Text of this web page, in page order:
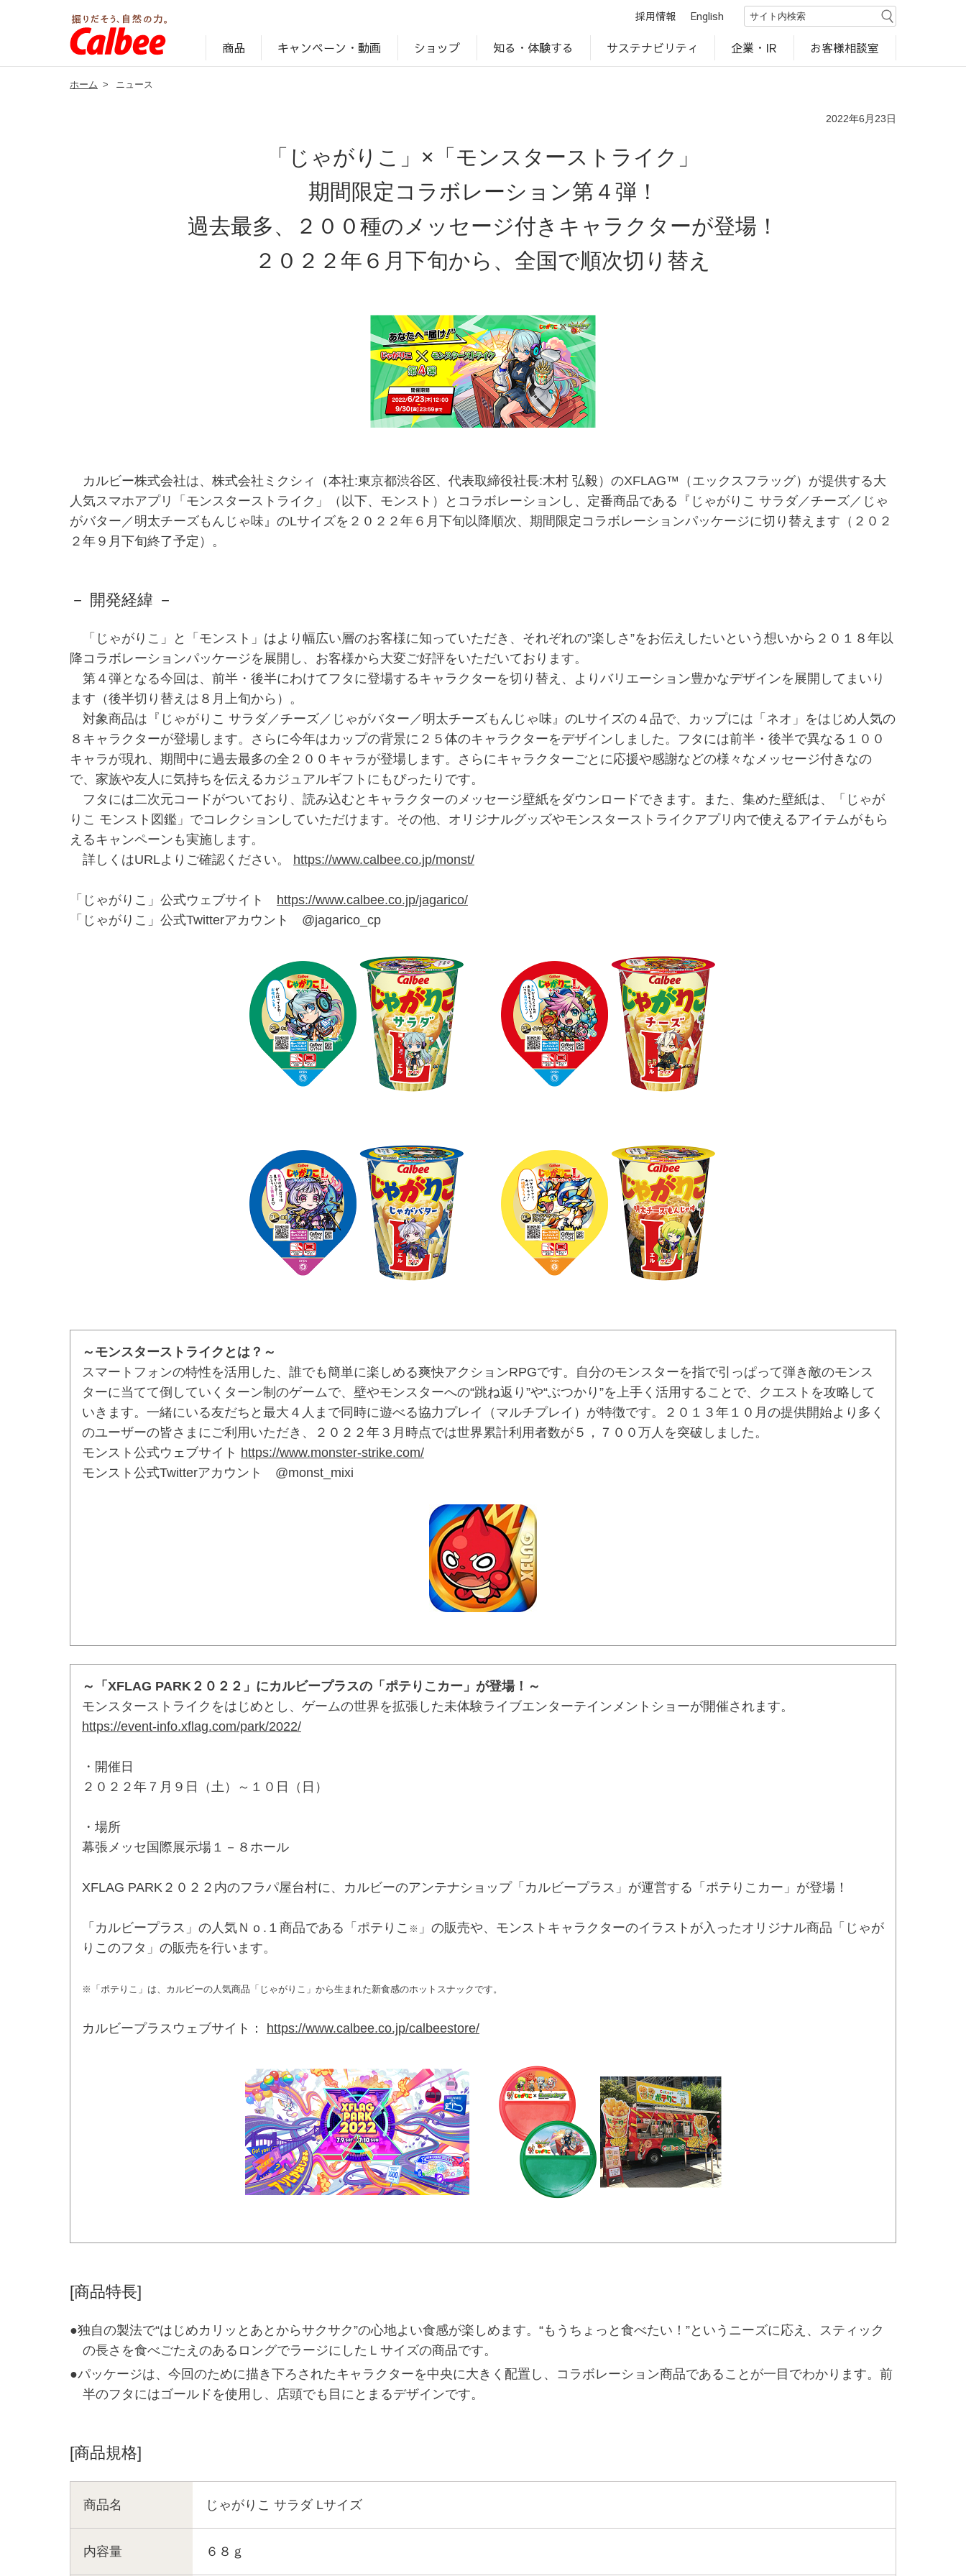
採用情報 English
商品 キャンペーン・動画 ショップ 知る・体験する サステナビリティ 企業・IR お客様相談室
ホーム > ニュース
2022年6月23日
「じゃがりこ」×「モンスターストライク」
期間限定コラボレーション第４弾！
過去最多、２００種のメッセージ付きキャラクターが登場！
２０２２年６月下旬から、全国で順次切り替え
カルビー株式会社は、株式会社ミクシィ（本社:東京都渋谷区、代表取締役社長:木村 弘毅）のXFLAG™（エックスフラッグ）が提供する大
人気スマホアプリ「モンスターストライク」（以下、モンスト）とコラボレーションし、定番商品である『じゃがりこ サラダ／チーズ／じゃ
がバター／明太チーズもんじゃ味』のLサイズを２０２２年６月下旬以降順次、期間限定コラボレーションパッケージに切り替えます（２０２
２年９月下旬終了予定）。
－ 開発経緯 －
「じゃがりこ」と「モンスト」はより幅広い層のお客様に知っていただき、それぞれの”楽しさ”をお伝えしたいという想いから２０１８年以
降コラボレーションパッケージを展開し、お客様から大変ご好評をいただいております。
第４弾となる今回は、前半・後半にわけてフタに登場するキャラクターを切り替え、よりバリエーション豊かなデザインを展開してまいり
ます（後半切り替えは８月上旬から）。
対象商品は『じゃがりこ サラダ／チーズ／じゃがバター／明太チーズもんじゃ味』のLサイズの４品で、カップには「ネオ」をはじめ人気の
８キャラクターが登場します。さらに今年はカップの背景に２５体のキャラクターをデザインしました。フタには前半・後半で異なる１００
キャラが現れ、期間中に過去最多の全２００キャラが登場します。さらにキャラクターごとに応援や感謝などの様々なメッセージ付きなの
で、家族や友人に気持ちを伝えるカジュアルギフトにもぴったりです。
フタには二次元コードがついており、読み込むとキャラクターのメッセージ壁紙をダウンロードできます。また、集めた壁紙は、「じゃが
りこ モンスト図鑑」でコレクションしていただけます。その他、オリジナルグッズやモンスターストライクアプリ内で使えるアイテムがもら
えるキャンペーンも実施します。
詳しくはURLよりご確認ください。 https://www.calbee.co.jp/monst/
「じゃがりこ」公式ウェブサイト https://www.calbee.co.jp/jagarico/
「じゃがりこ」公式Twitterアカウント @jagarico_cp
～モンスターストライクとは？～
スマートフォンの特性を活用した、誰でも簡単に楽しめる爽快アクションRPGです。自分のモンスターを指で引っぱって弾き敵のモンス
ターに当てて倒していくターン制のゲームで、壁やモンスターへの“跳ね返り”や“ぶつかり”を上手く活用することで、クエストを攻略して
いきます。一緒にいる友だちと最大４人まで同時に遊べる協力プレイ（マルチプレイ）が特徴です。２０１３年１０月の提供開始より多く
のユーザーの皆さまにご利用いただき、２０２２年３月時点では世界累計利用者数が５，７００万人を突破しました。
モンスト公式ウェブサイト https://www.monster-strike.com/
モンスト公式Twitterアカウント @monst_mixi
～「XFLAG PARK２０２２」にカルビープラスの「ポテりこカー」が登場！～
モンスターストライクをはじめとし、ゲームの世界を拡張した未体験ライブエンターテインメントショーが開催されます。
https://event-info.xflag.com/park/2022/
・開催日
２０２２年７月９日（土）～１０日（日）
・場所
幕張メッセ国際展示場１－８ホール
XFLAG PARK２０２２内のフラパ屋台村に、カルビーのアンテナショップ「カルビープラス」が運営する「ポテりこカー」が登場！
「カルビープラス」の人気Ｎｏ.１商品である「ポテりこ ※ 」の販売や、モンストキャラクターのイラストが入ったオリジナル商品「じゃが
りこのフタ」の販売を行います。
※「ポテりこ」は、カルビーの人気商品「じゃがりこ」から生まれた新食感のホットスナックです。
カルビープラスウェブサイト： https://www.calbee.co.jp/calbeestore/
[商品特長]
●独自の製法で“はじめカリッとあとからサクサク”の心地よい食感が楽しめます。“もうちょっと食べたい！”というニーズに応え、スティック
の長さを食べごたえのあるロングでラージにしたＬサイズの商品です。
●パッケージは、今回のために描き下ろされたキャラクターを中央に大きく配置し、コラボレーション商品であることが一目でわかります。前
半のフタにはゴールドを使用し、店頭でも目にとまるデザインです。
[商品規格]
商品名 じゃがりこ サラダ Lサイズ
内容量 ６８ｇ